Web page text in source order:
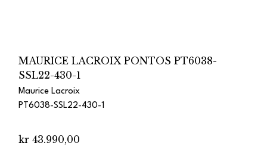
MAURICE LACROIX PONTOS PT6038-
SSL22-430-1
Maurice Lacroix
PT6038-SSL22-430-1
kr 43.990,00